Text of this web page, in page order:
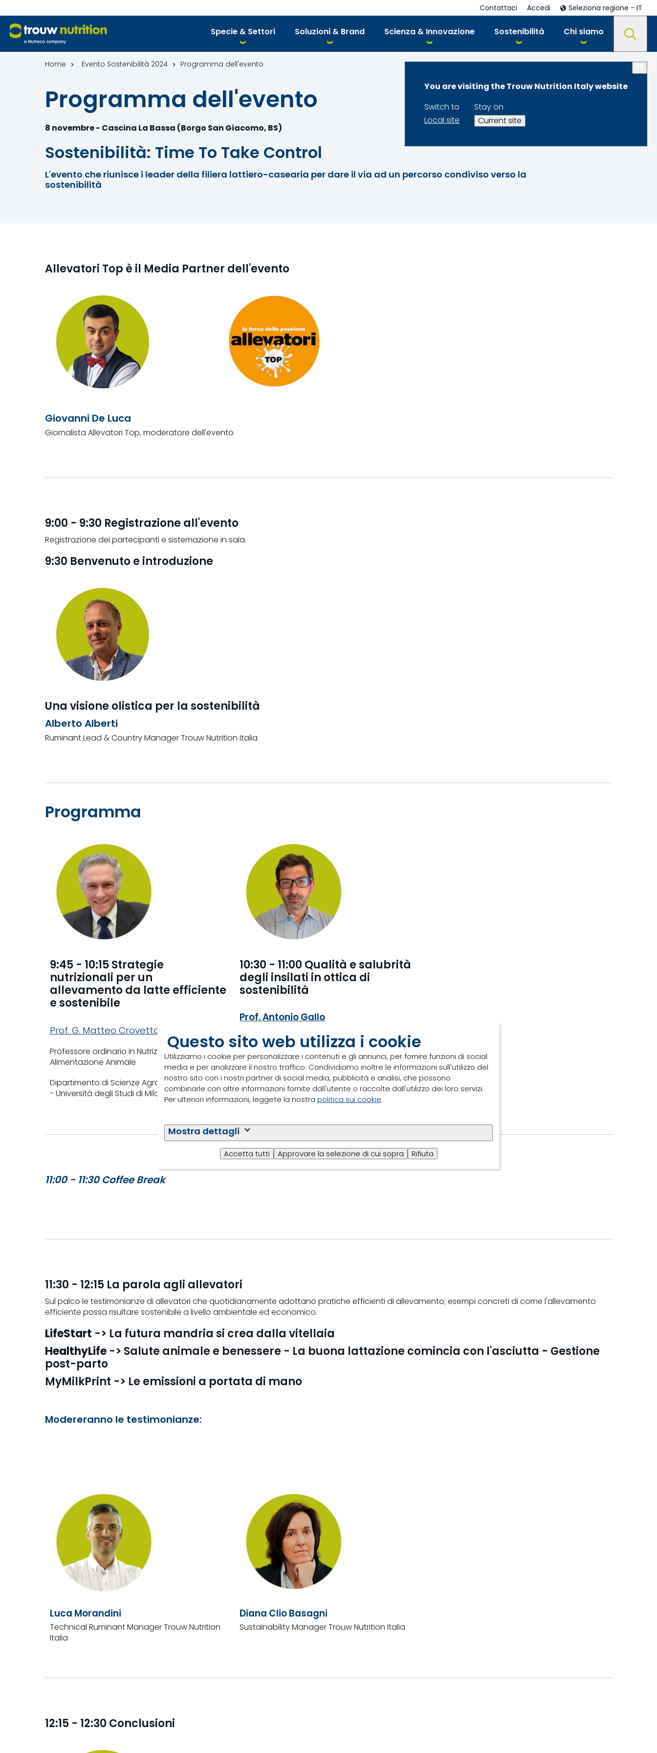
Questo sito web utilizza i cookie
Utilizziamo i cookie per personalizzare i contenuti e gli annunci, per fornire funzioni di social
media e per analizzare il nostro traffico. Condividiamo inoltre le informazioni sull'utilizzo del
nostro sito con i nostri partner di social media, pubblicità e analisi, che possono
combinarle con altre informazioni fornite dall'utente o raccolte dall'utilizzo dei loro servizi.
Per ulteriori informazioni, leggete la nostra politica sui cookie.
Mostra dettagli
Accetta tutti Approvare la selezione di cui sopra Rifiuta
Specie & Settori Soluzioni & Brand Scienza & Innovazione Sostenibilità Chi siamo
Contattaci Accedi Seleziona regione - IT
You are visiting the Trouw Nutrition Italy website
Switch to
Local site
Stay on
Current site
Home Evento Sostenibilità 2024 Programma dell'evento
Programma dell'evento
8 novembre - Cascina La Bassa (Borgo San Giacomo, BS)
Sostenibilità: Time To Take Control
L'evento che riunisce i leader della filiera lattiero-casearia per dare il via ad un percorso condiviso verso la
sostenibilità
Allevatori Top è il Media Partner dell'evento
Giovanni De Luca
Giornalista Allevatori Top, moderatore dell'evento
9:00 - 9:30 Registrazione all'evento
Registrazione dei partecipanti e sistemazione in sala.
9:30 Benvenuto e introduzione
Una visione olistica per la sostenibilità
Alberto Alberti
Ruminant Lead & Country Manager Trouw Nutrition Italia
Programma
9:45 - 10:15 Strategie
nutrizionali per un
allevamento da latte efficiente
e sostenibile
Prof. G. Matteo Crovetto
Professore ordinario in Nutrizione e
Alimentazione Animale
Dipartimento di Scienze Agrarie e Ambientali
- Università degli Studi di Milano
10:30 - 11:00 Qualità e salubrità
degli insilati in ottica di
sostenibilità
Prof. Antonio Gallo
Alimentazione Animale
Facoltà di Scienze Agrarie, Alimentari e
Ambientali - Università Cattolica del Sacro
Cuore
11:00 - 11:30 Coffee Break
11:30 - 12:15 La parola agli allevatori
Sul palco le testimonianze di allevatori che quotidianamente adottano pratiche efficienti di allevamento; esempi concreti di come l'allevamento
efficiente possa risultare sostenibile a livello ambientale ed economico.
LifeStart -> La futura mandria si crea dalla vitellaia
HealthyLife -> Salute animale e benessere - La buona lattazione comincia con l'asciutta - Gestione
post-parto
MyMilkPrint -> Le emissioni a portata di mano
Modereranno le testimonianze:
Luca Morandini
Technical Ruminant Manager Trouw Nutrition
Italia
Diana Clio Basagni
Sustainability Manager Trouw Nutrition Italia
12:15 - 12:30 Conclusioni